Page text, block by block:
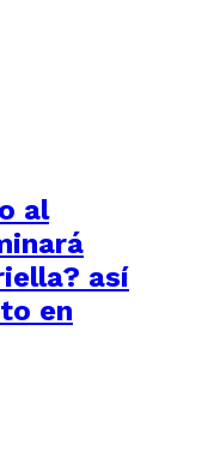
al
así
en